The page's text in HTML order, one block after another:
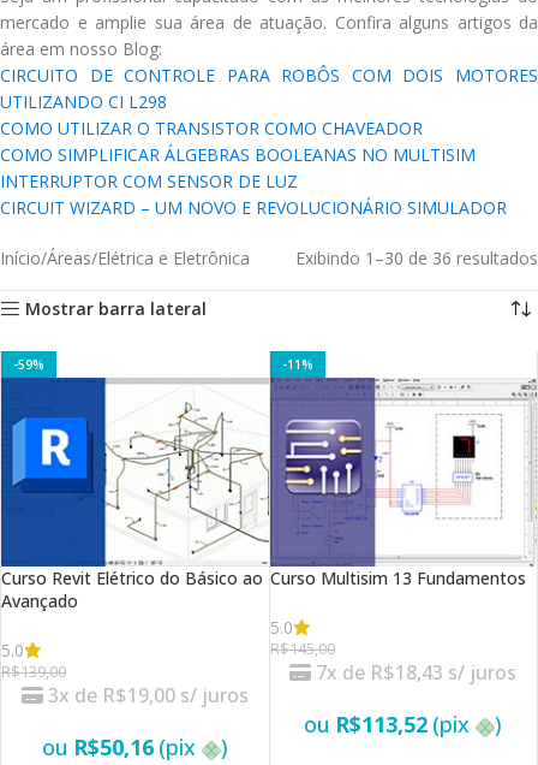
mercado e amplie sua área de atuação. Confira alguns artigos da
área em nosso Blog:
CIRCUITO DE CONTROLE PARA ROBÔS COM DOIS MOTORES
UTILIZANDO CI L298
COMO UTILIZAR O TRANSISTOR COMO CHAVEADOR
COMO SIMPLIFICAR ÁLGEBRAS BOOLEANAS NO MULTISIM
INTERRUPTOR COM SENSOR DE LUZ
CIRCUIT WIZARD – UM NOVO E REVOLUCIONÁRIO SIMULADOR
Início Áreas Elétrica e Eletrônica Exibindo 1–30 de 36 resultados
Mostrar barra lateral
-59%
Curso Revit Elétrico do Básico ao
Avançado
5.0
R$139,00
3x de R$19,00 s/ juros
ou R$50,16 (pix )
-11%
Curso Multisim 13 Fundamentos
5.0
R$145,00
7x de R$18,43 s/ juros
ou R$113,52 (pix )